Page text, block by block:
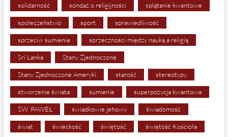
solidarność sondaż o religijności splątanie kwantowe
społeczeństwo sport sprawiedliwość
sprzeciw sumienia sprzeczności między nauką a religią
Sri Lanka Stany Zjednoczone
Stany Zjednoczone Ameryki starość stereotypy
stworzenie świata sumienie superpozycja kwantowa
ŚW. PAWEŁ świadkowie jehowy świadomość
świat świeckość świętość świętość Kościoła